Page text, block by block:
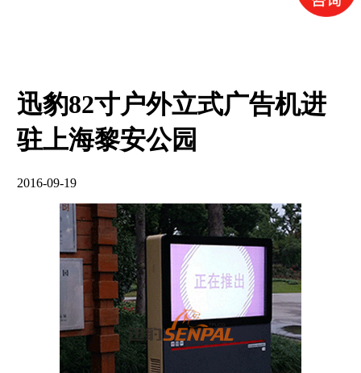
迅豹82寸户外立式广告机进
驻上海黎安公园
2016-09-19